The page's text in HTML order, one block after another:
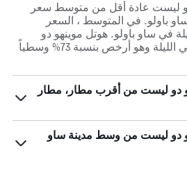
ليست عادة أقل من متوسط ​​سعر
في ساو باولو. في المتوسط ، السعر
﷼ في الليلة في ساو باولو. هوتل موينهو دو
ليست سيعطيك 113 ﷼ في الليلة وهو أرخص بنسبة 73% وسطياً
دو ليست من أقرب مطار، مطار
دو ليست من وسط مدينة ساو